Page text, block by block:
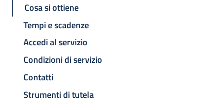
Cosa si ottiene
Tempi e scadenze
Accedi al servizio
Condizioni di servizio
Contatti
Strumenti di tutela